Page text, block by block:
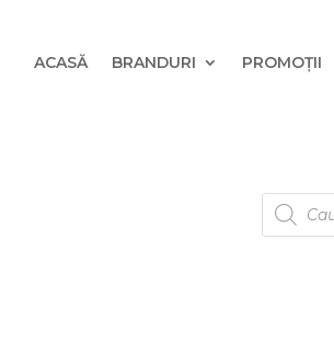
ACASĂ BRANDURI PROMOȚII
Products
search